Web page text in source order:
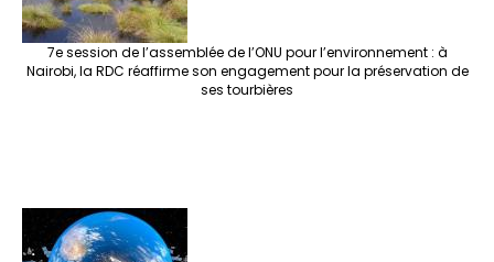
7e session de l’assemblée de l’ONU pour l’environnement : à
Nairobi, la RDC réaffirme son engagement pour la préservation de
ses tourbières